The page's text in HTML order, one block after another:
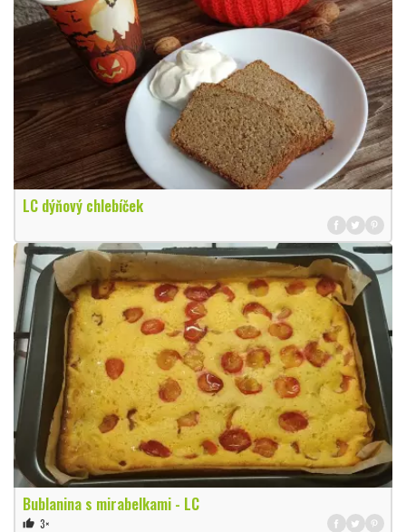
LC dýňový chlebíček
Bublanina s mirabelkami - LC
thumb_up 3×